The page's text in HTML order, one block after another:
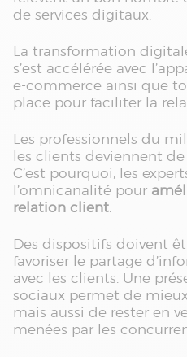
de services digitaux.
La transformation
s’est accélérée avec
e-commerce ainsi que
place pour faciliter la
Les professionnels du
les clients deviennent
C’est pourquoi, les
l’omnicanalité pour
relation client.
Des dispositifs doivent
favoriser le partage
avec les clients. Une
sociaux permet de
mais aussi de rester en
menées par les